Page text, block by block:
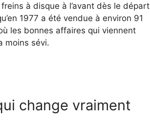
freins à disque à l’avant dès le départ
1977 a été vendue à environ 91
les bonnes affaires qui viennent
moins sévi.
change vraiment